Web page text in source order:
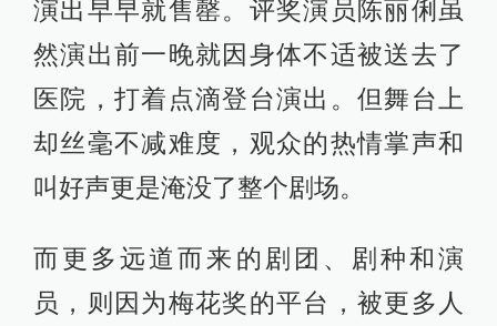
演出早早就售罄。评奖演员陈丽俐虽
然演出前一晚就因身体不适被送去了
医院，打着点滴登台演出。但舞台上
却丝毫不减难度，观众的热情掌声和
叫好声更是淹没了整个剧场。
而更多远道而来的剧团、剧种和演
员，则因为梅花奖的平台，被更多人